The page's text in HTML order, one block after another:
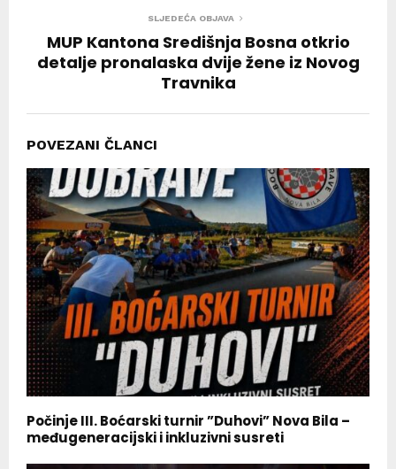
SLJEDEĆA OBJAVA
MUP Kantona Središnja Bosna otkrio
detalje pronalaska dvije žene iz Novog
Travnika
POVEZANI ČLANCI
Počinje III. Boćarski turnir ”Duhovi” Nova Bila –
međugeneracijski i inkluzivni susreti